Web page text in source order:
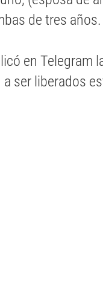
de tres años.
en Telegram
ser liberados